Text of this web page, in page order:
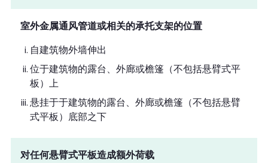
室外金属通风管道或相关的承托支架的位置
自建筑物外墙伸出
位于建筑物的露台、外廊或檐篷（不包括悬臂式平
板）上
悬挂于于建筑物的露台、外廊或檐篷（不包括悬臂
式平板）底部之下
对任何悬臂式平板造成额外荷载